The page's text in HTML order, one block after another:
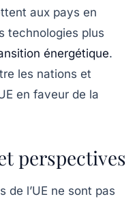
aux pays en
technologies plus
énergétique.
les nations et
en faveur de la
perspectives
de l’UE ne sont pas